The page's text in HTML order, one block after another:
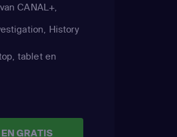
CANAL+,
History
tablet en
GRATIS